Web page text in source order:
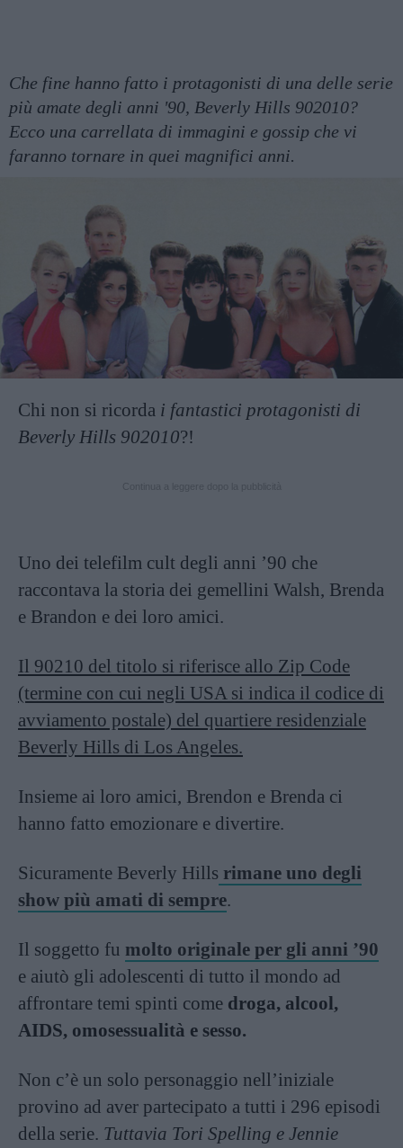
Che fine hanno fatto i protagonisti di una delle serie
più amate degli anni '90, Beverly Hills 902010?
Ecco una carrellata di immagini e gossip che vi
faranno tornare in quei magnifici anni.
Chi non si ricorda i fantastici protagonisti di
Beverly Hills 902010?!
Uno dei telefilm cult degli anni ’90 che
raccontava la storia dei gemellini Walsh, Brenda
e Brandon e dei loro amici.
Il 90210 del titolo si riferisce allo Zip Code
(termine con cui negli USA si indica il codice di
avviamento postale) del quartiere residenziale
Beverly Hills di Los Angeles.
Insieme ai loro amici, Brendon e Brenda ci
hanno fatto emozionare e divertire.
Sicuramente Beverly Hills rimane uno degli
show più amati di sempre.
Il soggetto fu molto originale per gli anni ’90
e aiutò gli adolescenti di tutto il mondo ad
affrontare temi spinti come droga, alcool,
AIDS, omosessualità e sesso.
Non c’è un solo personaggio nell’iniziale
provino ad aver partecipato a tutti i 296 episodi
della serie. Tuttavia Tori Spelling e Jennie